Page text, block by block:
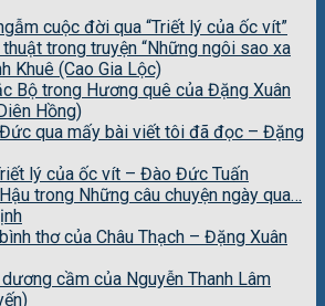
cuộc đời qua “Triết lý của ốc vít”
trong truyện “Những ngôi sao xa
Khuê (Cao Gia Lộc)
Bộ trong Hương quê của Đặng Xuân
Hồng)
qua mấy bài viết tôi đã đọc – Đặng
lý của ốc vít – Đào Đức Tuấn
trong Những câu chuyện ngày qua…
thơ của Châu Thạch – Đặng Xuân
cầm của Nguyễn Thanh Lâm